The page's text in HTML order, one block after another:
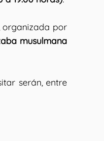
organizada por
musulmana
serán, entre